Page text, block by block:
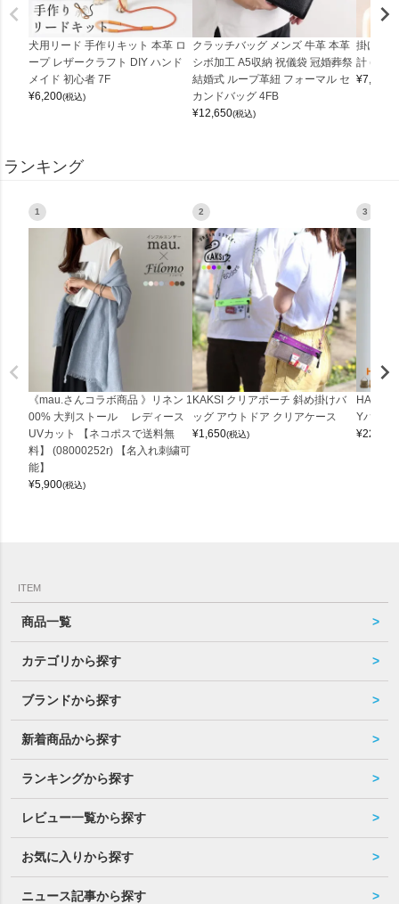
犬用リード 手作りキット 本革 ロ
ープ レザークラフト DIY ハンド
メイド 初心者 7F
¥6,200(税込)
クラッチバッグ メンズ 牛革 本革
シボ加工 A5収納 祝儀袋 冠婚葬祭
結婚式 ループ革紐 フォーマル セ
カンドバッグ 4FB
¥12,650(税込)
掛け時
計
¥7,150
ランキング
1
《mau.さんコラボ商品 》リネン 1
00% 大判ストール レディース
UVカット 【ネコポスで送料無
料】 (08000252r) 【名入れ刺繍可
能】
¥5,900(税込)
2
KAKSI クリアポーチ 斜め掛けバ
ッグ アウトドア クリアケース
¥1,650(税込)
3
Yバッグ
¥22,000
ITEM
商品一覧
カテゴリから探す
ブランドから探す
新着商品から探す
ランキングから探す
レビュー一覧から探す
お気に入りから探す
ニュース記事から探す